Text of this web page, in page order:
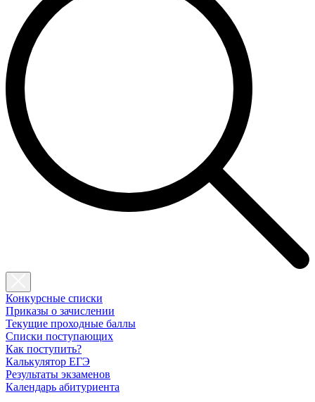
Конкурсные списки
Приказы о зачислении
Текущие проходные баллы
Списки поступающих
Как поступить?
Калькулятор ЕГЭ
Результаты экзаменов
Календарь абитуриента